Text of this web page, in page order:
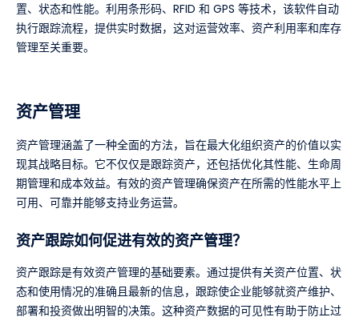
置、状态和性能。利用条形码、RFID 和 GPS 等技术，该软件自动
执行跟踪流程，提供实时数据，这对运营效率、资产利用率和库存
管理至关重要。
资产管理
资产管理涵盖了一种全面的方法，旨在最大化组织资产的价值以实
现其战略目标。它不仅仅是跟踪资产，还包括优化其性能、生命周
期管理和成本效益。有效的资产管理确保资产在所需的性能水平上
可用、可靠并能够支持业务运营。
资产跟踪如何促进有效的资产管理？
资产跟踪是有效资产管理的基础要素。通过提供有关资产位置、状
态和使用情况的准确且最新的信息，跟踪使企业能够就资产维护、
部署和投资做出明智的决策。这种资产数据的可见性有助于防止过